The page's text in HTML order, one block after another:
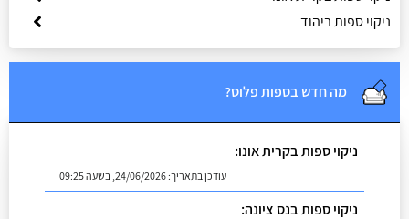
ניקוי ספות ביהוד
מה חדש בספות פלוס?
ניקוי ספות בקרית אונו:
עודכן בתאריך:24/06/2026, בשעה 09:25
ניקוי ספות בנס ציונה: